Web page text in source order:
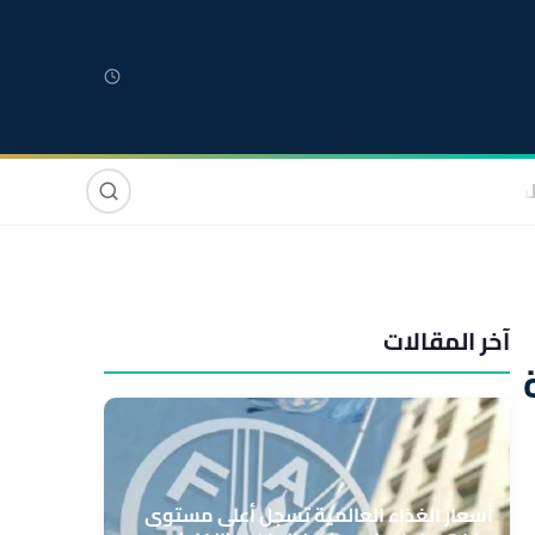
صوت وصورة
آخر المقالات
أسعار الغذاء العالمية تسجل أعلى مستوى